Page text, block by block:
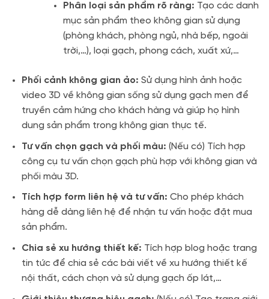
Phân loại sản phẩm rõ ràng: Tạo các danh
mục sản phẩm theo không gian sử dụng
(phòng khách, phòng ngủ, nhà bếp, ngoài
trời,…), loại gạch, phong cách, xuất xứ,…
Phối cảnh không gian ảo: Sử dụng hình ảnh hoặc
video 3D về không gian sống sử dụng gạch men để
truyền cảm hứng cho khách hàng và giúp họ hình
dung sản phẩm trong không gian thực tế.
Tư vấn chọn gạch và phối màu: (Nếu có) Tích hợp
công cụ tư vấn chọn gạch phù hợp với không gian và
phối màu 3D.
Tích hợp form liên hệ và tư vấn: Cho phép khách
hàng dễ dàng liên hệ để nhận tư vấn hoặc đặt mua
sản phẩm.
Chia sẻ xu hướng thiết kế: Tích hợp blog hoặc trang
tin tức để chia sẻ các bài viết về xu hướng thiết kế
nội thất, cách chọn và sử dụng gạch ốp lát,…